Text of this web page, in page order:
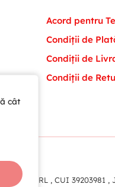
cât
cât
Acord pentru
Condiții de
Condiții de
Condiții de
Team SRL , CUI 39203981 ,